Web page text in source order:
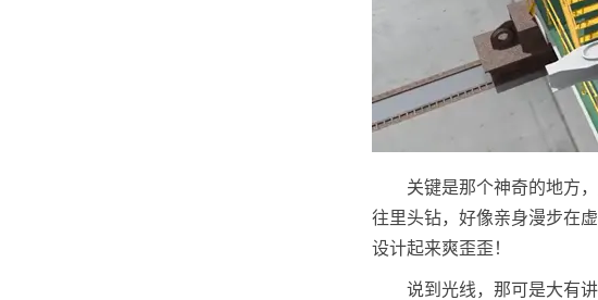
关键是那个神奇的地方
往里头钻，好像亲身漫步在
设计起来爽歪歪！
说到光线，那可是大有